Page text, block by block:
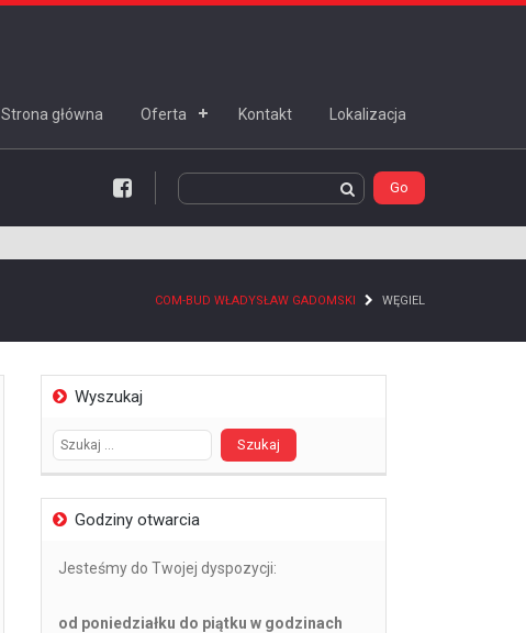
Strona główna Oferta Kontakt Lokalizacja
Facebook
COM-BUD WŁADYSŁAW GADOMSKI WĘGIEL
Wyszukaj
Szukaj:
Godziny otwarcia
Jesteśmy do Twojej dyspozycji:
od poniedziałku do piątku w godzinach